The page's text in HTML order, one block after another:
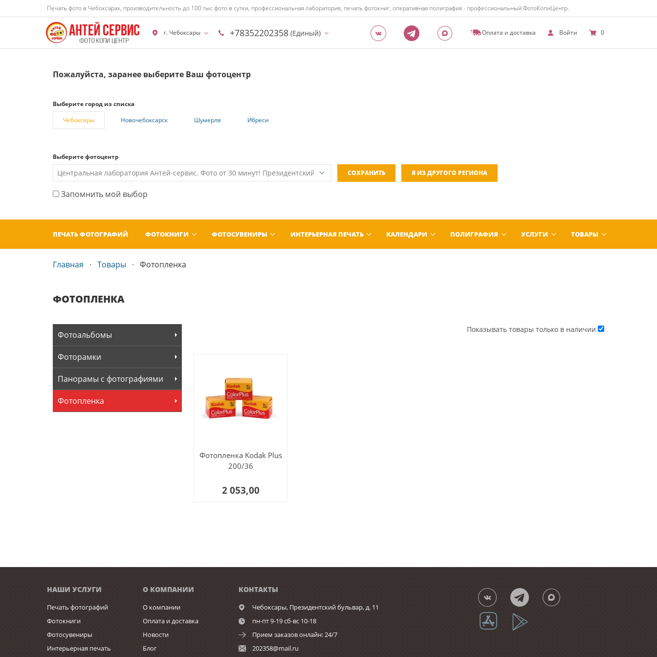
Печать фото в Чебоксарах, производительность до 100 тыс фото в сутки, профессиональная лаборатория, печать фотокниг, оперативная полиграфия - профессиональный ФотоКопиЦентр.
г. Чебоксары +78352202358 (Единый) Оплата и доставка Войти 0
Пожалуйста, заранее выберите Ваш фотоцентр
Выберите город из списка
Чебоксары
Новочебоксарск Шумерля Ибреси
Выберите фотоцентр
СОХРАНИТЬ
Я ИЗ ДРУГОГО РЕГИОНА
Запомнить мой выбор
ПЕЧАТЬ ФОТОГРАФИЙ ФОТОКНИГИ ФОТОСУВЕНИРЫ ИНТЕРЬЕРНАЯ ПЕЧАТЬ КАЛЕНДАРИ ПОЛИГРАФИЯ УСЛУГИ ТОВАРЫ
Главная Товары Фотопленка
ФОТОПЛЕНКА
Фотоальбомы
Фоторамки
Панорамы с фотографиями
Фотопленка
Показывать товары только в наличии
Фотопленка Kodak Plus
200/36
2 053,00
НАШИ УСЛУГИ
Печать фотографий
Фотокниги
Фотосувениры
Интерьерная печать
О КОМПАНИИ
О компании
Оплата и доставка
Новости
Блог
КОНТАКТЫ
Чебоксары, Президентский бульвар, д. 11
пн-пт 9-19 сб-вс 10-18
Прием заказов онлайн: 24/7
202358@mail.ru